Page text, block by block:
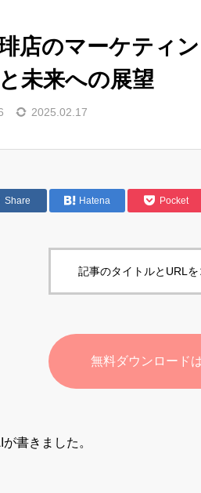
店のマーケティ
未来への展望
2025.02.17
Share Hatena Pocket
記事のタイトルとURL
無料ダウンロード
書きました。